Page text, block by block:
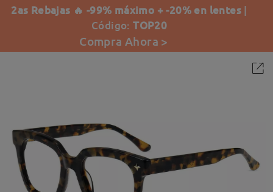
2as Rebajas 🔥 -99% máximo + -20% en lentes |
Código:TOP20
Compra Ahora >